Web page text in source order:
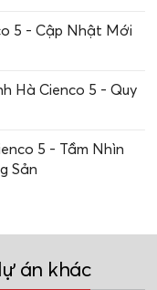
5 - Cập Nhật Mới
Hà Cienco 5 - Quy
5 - Tầm Nhìn
Sản
án khác